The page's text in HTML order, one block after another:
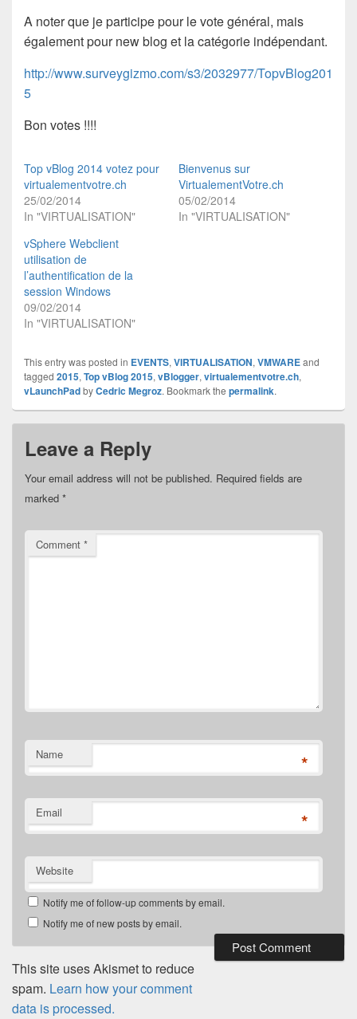
A noter que je participe pour le vote général, mais
également pour new blog et la catégorie indépendant.
http://www.surveygizmo.com/s3/2032977/TopvBlog201
5
Bon votes !!!!
Top vBlog 2014 votez pour
virtualementvotre.ch
25/02/2014
In "VIRTUALISATION"
Bienvenus sur
VirtualementVotre.ch
05/02/2014
In "VIRTUALISATION"
vSphere Webclient
utilisation de
l’authentification de la
session Windows
09/02/2014
In "VIRTUALISATION"
This entry was posted in EVENTS, VIRTUALISATION, VMWAREand
tagged 2015, Top vBlog 2015, vBlogger, virtualementvotre.ch,
vLaunchPadbyCedric Megroz. Bookmark the permalink.
Leave a Reply
Your email address will not be published. Required fields are
marked *
Comment *
Name *
Email *
Website
Notify me of follow-up comments by email.
Notify me of new posts by email.
This site uses Akismet to reduce
spam. Learn how your comment
data is processed.